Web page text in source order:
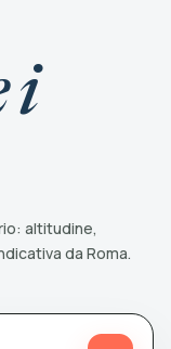
i
altitudine,
da Roma.